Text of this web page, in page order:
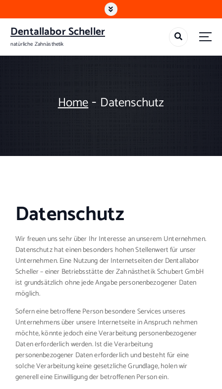
Dentallabor Scheller
natürliche Zahnästhetik
Home- Datenschutz
Datenschutz
Wir freuen uns sehr über Ihr Interesse an unserem Unternehmen.
Datenschutz hat einen besonders hohen Stellenwert für unser
Unternehmen. Eine Nutzung der Internetseiten der Dentallabor
Scheller – einer Betriebsstätte der Zahnästhetik Schubert GmbH
ist grundsätzlich ohne jede Angabe personenbezogener Daten
möglich.
Sofern eine betroffene Person besondere Services unseres
Unternehmens über unsere Internetseite in Anspruch nehmen
möchte, könnte jedoch eine Verarbeitung personenbezogener
Daten erforderlich werden. Ist die Verarbeitung
personenbezogener Daten erforderlich und besteht für eine
solche Verarbeitung keine gesetzliche Grundlage, holen wir
generell eine Einwilligung der betroffenen Person ein.